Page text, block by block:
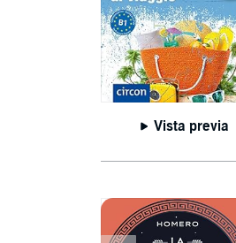
Vista previa